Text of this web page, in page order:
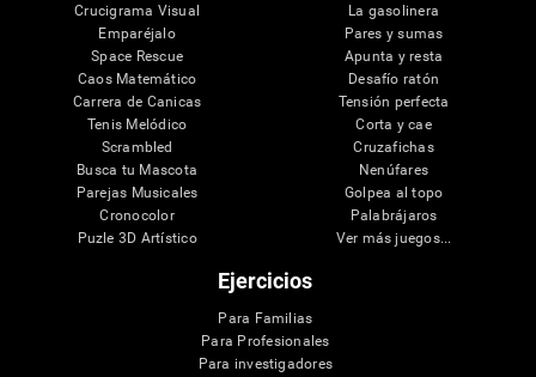
Crucigrama Visual
Emparéjalo
Space Rescue
Caos Matemático
Carrera de Canicas
Tenis Melódico
Scrambled
Busca tu Mascota
Parejas Musicales
Cronocolor
Puzle 3D Artístico
La gasolinera
Pares y sumas
Apunta y resta
Desafío ratón
Tensión perfecta
Corta y cae
Cruzafichas
Nenúfares
Golpea al topo
Palabrájaros
Ver más juegos...
Ejercicios
Para Familias
Para Profesionales
Para investigadores